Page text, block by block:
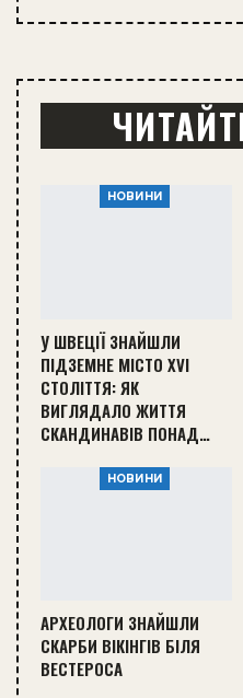
НОВИНИ
У ШВЕЦІЇ ЗНАЙШЛИ
ПІДЗЕМНЕ МІСТО XVI
СТОЛІТТЯ: ЯК
ВИГЛЯДАЛО ЖИТТЯ
СКАНДИНАВІВ ПОНАД…
НОВИНИ
АРХЕОЛОГИ ЗНАЙШЛИ
СКАРБИ ВІКІНГІВ БІЛЯ
ВЕСТЕРОСА